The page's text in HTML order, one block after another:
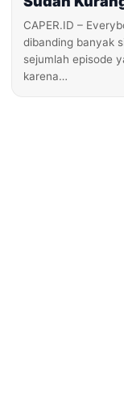
CAPER.ID –
dibanding banyak
sejumlah episode
karena…